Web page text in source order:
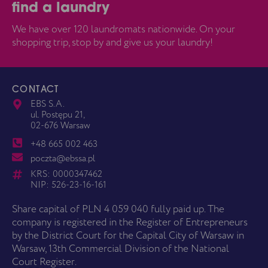
find a laundry
We have over 120 laundromats nationwide. On your
shopping trip, stop by and give us your laundry!
CONTACT
EBS S.A.
ul. Postępu 21,
02-676 Warsaw
+48 665 002 463
poczta@ebssa.pl
KRS: 0000347462
NIP: 526-23-16-161
Share capital of PLN 4 059 040 fully paid up. The
company is registered in the Register of Entrepreneurs
by the District Court for the Capital City of Warsaw in
Warsaw, 13th Commercial Division of the National
Court Register.